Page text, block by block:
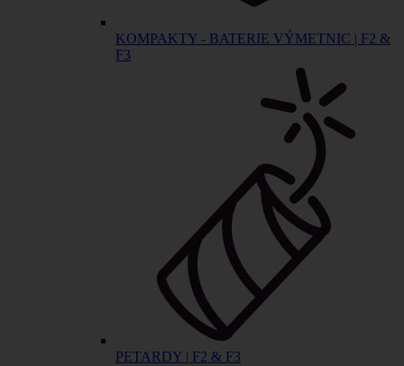
KOMPAKTY - BATERIE VÝMETNIC | F2 &
F3
PETARDY | F2 & F3